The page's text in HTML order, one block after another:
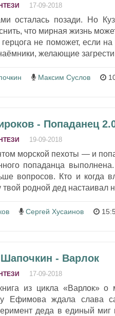
17-09-2018
осталась позади. Но
что мирная жизнь
не поможет, если
желающие
Максим Суслов
- Попаданец
19-09-2018
морской пехоты — и
попаданца
вопросов. Кто и когда
родной дед настаивал
Сергей Хусаинов
- Варлок
17-09-2018
из цикла «Варлок»
Ефимова ждала слава
деда в единый миг